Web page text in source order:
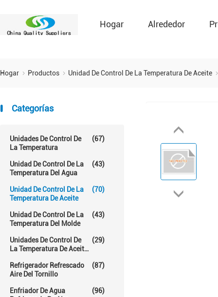
Hogar Alrededor
Hogar Productos Unidad De Control De La Temperatura De Aceite
Categorías
Unidades De Control De
La Temperatura
(67)
Unidad De Control De La
Temperatura Del Agua
(43)
Unidad De Control De La
Temperatura De Aceite
(70)
Unidad De Control De La
Temperatura Del Molde
(43)
Unidades De Control De
La Temperatura De Aceite
(29)
Refrigerador Refrescado
Aire Del Tornillo
(87)
Enfriador De Agua
(96)